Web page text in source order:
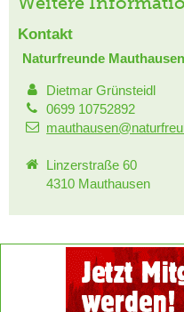
Kontakt
Naturfreunde Mauthausen
Dietmar Grünsteidl
0699 10752892
Linzerstraße 60
4310 Mauthausen